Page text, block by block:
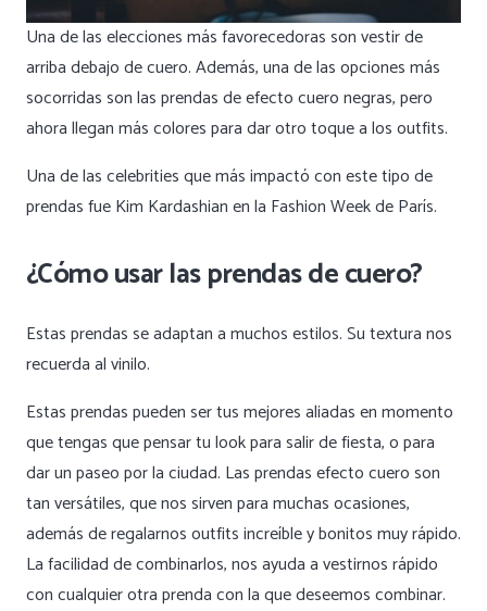
Una de las elecciones más favorecedoras son vestir de
arriba debajo de cuero. Además, una de las opciones más
socorridas son las prendas de efecto cuero negras, pero
ahora llegan más colores para dar otro toque a los outfits.
Una de las celebrities que más impactó con este tipo de
prendas fue Kim Kardashian en la Fashion Week de París.
¿Cómo usar las prendas de cuero?
Estas prendas se adaptan a muchos estilos. Su textura nos
recuerda al vinilo.
Estas prendas pueden ser tus mejores aliadas en momento
que tengas que pensar tu look para salir de fiesta, o para
dar un paseo por la ciudad. Las prendas efecto cuero son
tan versátiles, que nos sirven para muchas ocasiones,
además de regalarnos outfits increíble y bonitos muy rápido.
La facilidad de combinarlos, nos ayuda a vestirnos rápido
con cualquier otra prenda con la que deseemos combinar.